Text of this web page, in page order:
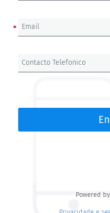
Email
Contacto Telefonico
Powered by